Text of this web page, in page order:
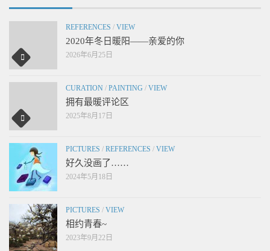
REFERENCES / VIEW
2020年冬日暖阳——亲爱的你
2026年6月25日
CURATION / PAINTING / VIEW
拥有最暖评论区
2025年8月17日
PICTURES / REFERENCES / VIEW
好久没画了……
2024年5月18日
PICTURES / VIEW
相约青春~
2023年9月22日